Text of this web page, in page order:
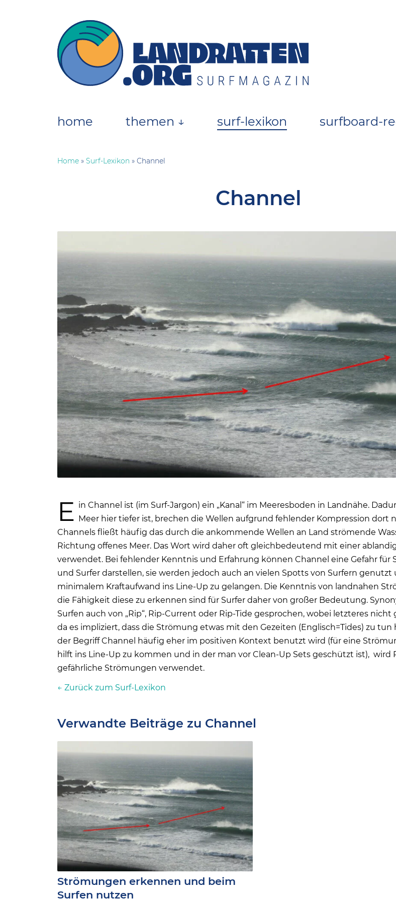
home themen ↓ surf-lexikon surfboard-
Home » Surf-Lexikon » Channel
Channel
E in Channel ist (im Surf-Jargon) ein „Kanal“ im Meeresboden in Landnähe.
Meer hier tiefer ist, brechen die Wellen aufgrund fehlender Kompression dort
Channels fließt häufig das durch die ankommende Wellen an Land strömende
Richtung offenes Meer. Das Wort wird daher oft gleichbedeutend mit einer
verwendet. Bei fehlender Kenntnis und Erfahrung können Channel eine Gefahr für
und Surfer darstellen, sie werden jedoch auch an vielen Spotts von Surfern genutzt
minimalem Kraftaufwand ins Line-Up zu gelangen. Die Kenntnis von landnahen
die Fähigkeit diese zu erkennen sind für Surfer daher von großer Bedeutung.
Surfen auch von „Rip“, Rip-Current oder Rip-Tide gesprochen, wobei letzteres nicht
da es impliziert, dass die Strömung etwas mit den Gezeiten (Englisch=Tides) zu tun
der Begriff Channel häufig eher im positiven Kontext benutzt wird (für eine
hilft ins Line-Up zu kommen und in der man vor Clean-Up Sets geschützt ist), wird
gefährliche Strömungen verwendet.
← Zurück zum Surf-Lexikon
Verwandte Beiträge zu Channel
Strömungen erkennen und beim
Surfen nutzen